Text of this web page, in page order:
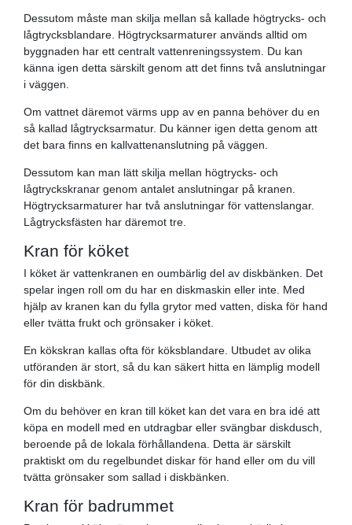
Dessutom måste man skilja mellan så kallade högtrycks- och
lågtrycksblandare. Högtrycksarmaturer används alltid om
byggnaden har ett centralt vattenreningssystem. Du kan
känna igen detta särskilt genom att det finns två anslutningar
i väggen.
Om vattnet däremot värms upp av en panna behöver du en
så kallad lågtrycksarmatur. Du känner igen detta genom att
det bara finns en kallvattenanslutning på väggen.
Dessutom kan man lätt skilja mellan högtrycks- och
lågtryckskranar genom antalet anslutningar på kranen.
Högtrycksarmaturer har två anslutningar för vattenslangar.
Lågtrycksfästen har däremot tre.
Kran för köket
I köket är vattenkranen en oumbärlig del av diskbänken. Det
spelar ingen roll om du har en diskmaskin eller inte. Med
hjälp av kranen kan du fylla grytor med vatten, diska för hand
eller tvätta frukt och grönsaker i köket.
En kökskran kallas ofta för köksblandare. Utbudet av olika
utföranden är stort, så du kan säkert hitta en lämplig modell
för din diskbänk.
Om du behöver en kran till köket kan det vara en bra idé att
köpa en modell med en utdragbar eller svängbar diskdusch,
beroende på de lokala förhållandena. Detta är särskilt
praktiskt om du regelbundet diskar för hand eller om du vill
tvätta grönsaker som sallad i diskbänken.
Kran för badrummet